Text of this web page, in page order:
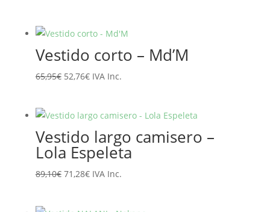
era:
135,95€.
es:
108,76€.
Vestido corto – Md’M
65,95€ El
era:
65,95€.
52,76€El
es:
52,76€.
IVA Inc.
Vestido largo camisero –
Lola Espeleta
89,10€ El
71,28€ElIVA Inc.